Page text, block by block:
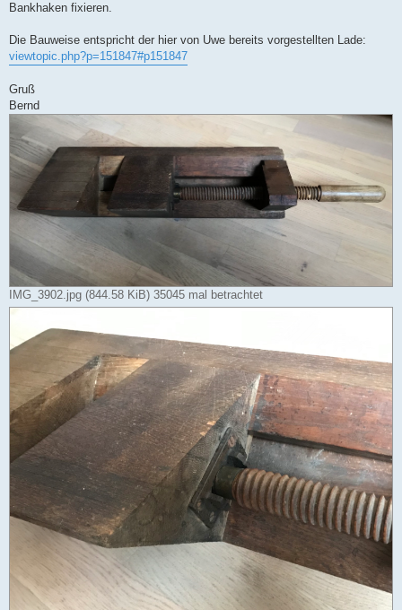
Bankhaken fixieren.
Die Bauweise entspricht der hier von Uwe bereits vorgestellten Lade:
viewtopic.php?p=151847#p151847
Gruß
Bernd
IMG_3902.jpg (844.58 KiB) 35045 mal betrachtet